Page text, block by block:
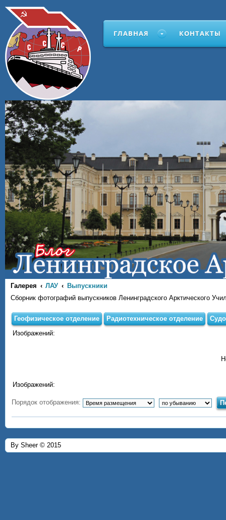
ГЛАВНАЯ КОНТАКТЫ
Галерея ЛАУ
Выпускники
Сборник фотографий выпускников Ленинградского Арктического
Геофизическое отделение Радиотехническое отделение
Изображений:
Изображений:
Порядок отображения:
By Sheer © 2015